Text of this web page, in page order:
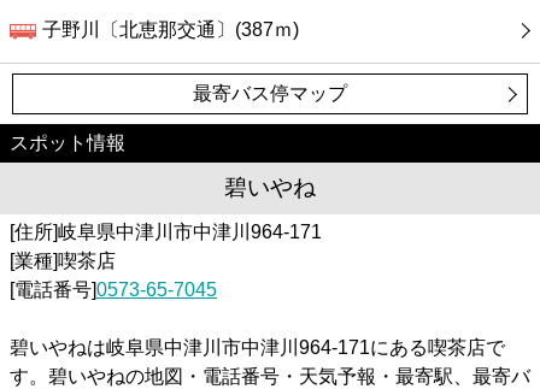
子野川〔北恵那交通〕(387ｍ)
最寄バス停マップ
スポット情報
碧いやね
[住所]岐阜県中津川市中津川964-171
[業種]喫茶店
[電話番号]0573-65-7045
碧いやねは岐阜県中津川市中津川964-171にある喫茶店で
す。碧いやねの地図・電話番号・天気予報・最寄駅、最寄バ